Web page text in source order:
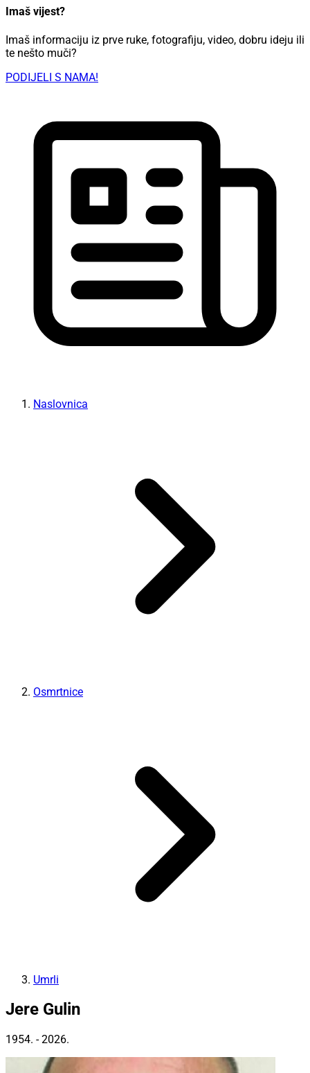
Imaš vijest?
Imaš informaciju iz prve ruke, fotografiju, video, dobru ideju ili
te nešto muči?
PODIJELI S NAMA!
Naslovnica
Osmrtnice
Umrli
Jere Gulin
1954. - 2026.